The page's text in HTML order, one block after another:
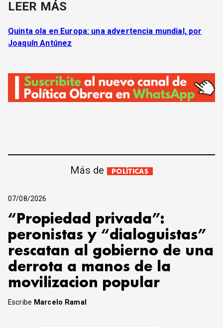
LEER MÁS
Quinta ola en Europa: una advertencia mundial, por
Joaquín Antúnez
Más de POLÍTICAS
07/08/2026
“Propiedad privada”:
peronistas y “dialoguistas”
rescatan al gobierno de una
derrota a manos de la
movilizacion popular
Escribe Marcelo Ramal